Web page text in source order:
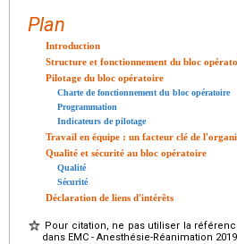
Plan
Introduction
Structure et fonctionnement du bloc
Pilotage du bloc opératoire
Charte de fonctionnement du bloc opératoire
Programmation
Indicateurs de pilotage
Travail en équipe : un facteur clé de
Qualité et sécurité au bloc opératoire
Qualité
Sécurité
Déclaration de liens d'intérêts
Pour citation, ne pas utiliser la
dans EMC - Anesthésie-Réanimation